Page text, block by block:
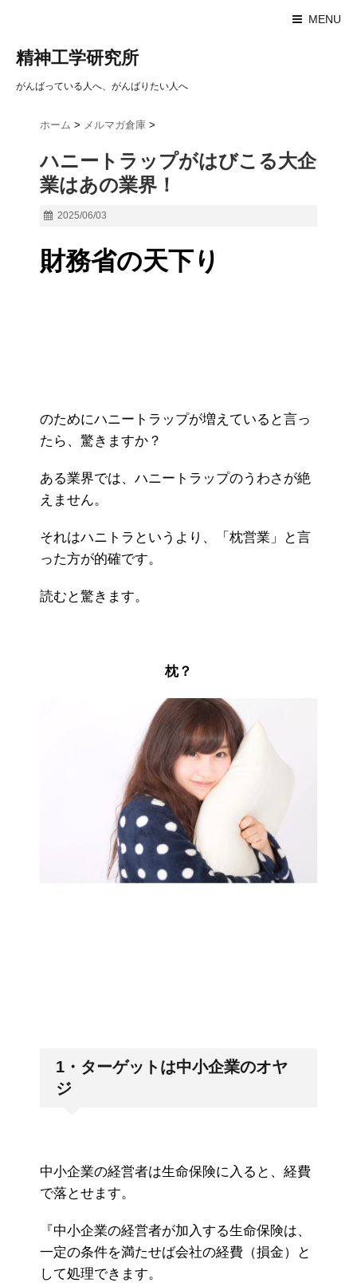
MENU
精神工学研究所
がんばっている人へ、がんばりたい人へ
ホーム > メルマガ倉庫 >
ハニートラップがはびこる大企
業はあの業界！
2025/06/03
財務省の天下り
のためにハニートラップが増えていると言っ
たら、驚きますか？
ある業界では、ハニートラップのうわさが絶
えません。
それはハニトラというより、「枕営業」と言
った方が的確です。
読むと驚きます。
枕？
1・ターゲットは中小企業のオヤ
ジ
中小企業の経営者は生命保険に入ると、経費
で落とせます。
『中小企業の経営者が加入する生命保険は、
一定の条件を満たせば会社の経費（損金）と
して処理できます。